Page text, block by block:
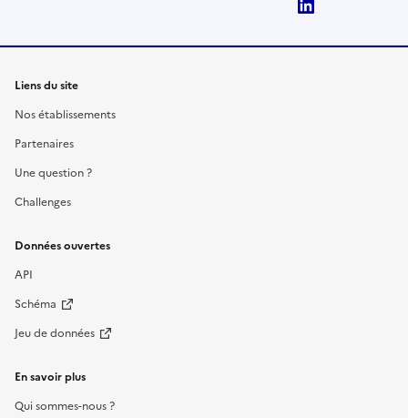
Liens du site
Nos établissements
Partenaires
Une question ?
Challenges
Données ouvertes
API
Schéma
Jeu de données
En savoir plus
Qui sommes-nous ?